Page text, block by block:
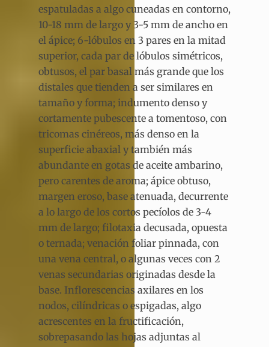
espatuladas a algo cuneadas en contorno,
10-18 mm de largo y 3-5 mm de ancho en
el ápice; 6-lóbulos en 3 pares en la mitad
superior, cada par de lóbulos simétricos,
obtusos, el par basal más grande que los
distales que tienden a ser similares en
tamaño y forma; indumento denso y
cortamente pubescente a tomentoso, con
tricomas cinéreos, más denso en la
superficie abaxial y también más
abundante en gotas de aceite ambarino,
pero carentes de aroma; ápice obtuso,
margen eroso, base atenuada, decurrente
a lo largo de los cortos pecíolos de 3-4
mm de largo; filotaxia decusada, opuesta
o ternada; venación foliar pinnada, con
una vena central, o algunas veces con 2
venas secundarias originadas desde la
base. Inflorescencias axilares en los
nodos, cilíndricas o espigadas, algo
acrescentes en la fructificación,
sobrepasando las hojas adjuntas al